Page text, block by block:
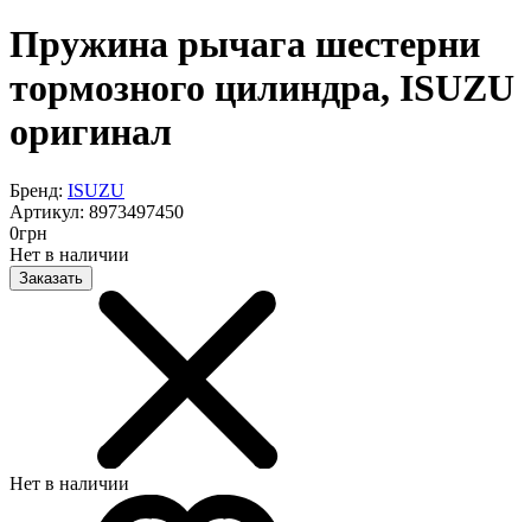
Пружина рычага шестерни
тормозного цилиндра, ISUZU
оригинал
Бренд: ISUZU
Артикул: 8973497450
0грн
Нет в наличии
Заказать
Нет в наличии